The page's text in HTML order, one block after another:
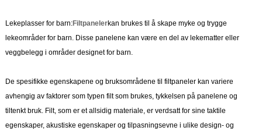
Lekeplasser for barn:Filtpanelerkan brukes til å skape myke og trygge
lekeområder for barn. Disse panelene kan være en del av lekematter eller
veggbelegg i områder designet for barn.
De spesifikke egenskapene og bruksområdene til filtpaneler kan variere
avhengig av faktorer som typen filt som brukes, tykkelsen på panelene og
tiltenkt bruk. Filt, som er et allsidig materiale, er verdsatt for sine taktile
egenskaper, akustiske egenskaper og tilpasningsevne i ulike design- og